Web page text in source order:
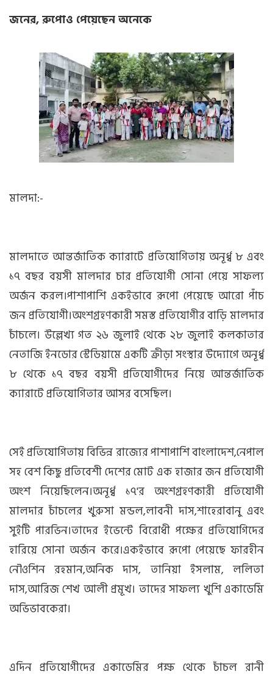
জনের, রুপোও পেয়েছেন অনেকে
মালদা:-
মালদাতে আন্তর্জাতিক ক্যারাটে প্রতিযোগিতায় অনূর্ধ্ব ৮ এবং
১৭ বছর বয়সী মালদার চার প্রতিযোগী সোনা পেয়ে সাফল্য
অর্জন করল।পাশাপাশি একইভাবে রূপো পেয়েছে আরো পাঁচ
জন প্রতিযোগী।অংশগ্রহণকারী সমস্ত প্রতিযোগীর বাড়ি মালদার
চাঁচলে। উল্লেখ্য গত ২৬ জুলাই থেকে ২৮ জুলাই কলকাতার
নেতাজি ইনডোর স্টেডিয়ামে একটি ক্রীড়া সংস্থার উদ্যোগে অনূর্ধ্ব
৮ থেকে ১৭ বছর বয়সী প্রতিযোগীদের নিয়ে আন্তর্জাতিক
ক্যারাটে প্রতিযোগিতার আসর বসেছিল।
সেই প্রতিযোগিতায় বিভিন্ন রাজ্যের পাশাপাশি বাংলাদেশ,নেপাল
সহ বেশ কিছু প্রতিবেশী দেশের মোট এক হাজার জন প্রতিযোগী
অংশ নিয়েছিলেন।অনূর্ধ্ব ১৭'র অংশগ্রহণকারী প্রতিযোগী
মালদার চাঁচলের খুরুসা মন্ডল,লাবনী দাস,শাহেরাবানু এবং
সুইটি পারভিন।তাদের ইভেন্টে বিরোধী পক্ষের প্রতিযোগিদের
হারিয়ে সোনা অর্জন করে।একইভাবে রূপো পেয়েছে ফারহীন
নৌওশিন রহমান,অনিক দাস, তানিয়া ইসলাম, ললিতা
দাস,আরিজ শেখ আলী প্রমূখ। তাদের সাফল্য খুশি একাডেমি
অভিভাবকেরা।
এদিন প্রতিযোগীদের একাডেমির পক্ষ থেকে চাঁচল রানী